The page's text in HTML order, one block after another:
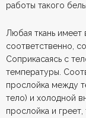
работы такого
Любая ткань
соответственно,
Соприкасаясь с
температуры.
прослойка между
тело) и холодной
прослойка и